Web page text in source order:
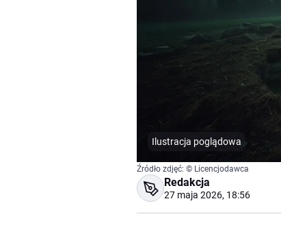
Ilustracja poglądowa
Źródło zdjęć: © Licencjodawca
Redakcja
27 maja 2026, 18:56